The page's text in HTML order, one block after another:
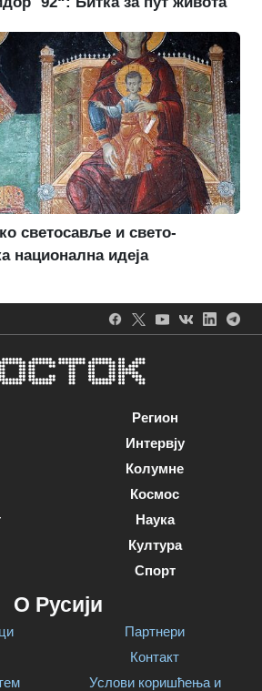
светосавље и свето-
национална идеја
Регион
Интервју
Колумне
Космос
Наука
Култура
Спорт
О Русији
Партнери
Контакт
Услови коришћења и